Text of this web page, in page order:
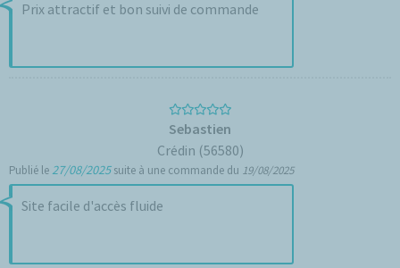
Prix attractif et bon suivi de commande
Sebastien
Crédin (56580)
Publié le27/08/2025suite à une commande du 19/08/2025
Site facile d'accès fluide